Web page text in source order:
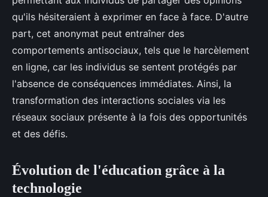
qu'ils hésiteraient à exprimer en face à face. D'autre
part, cet anonymat peut entraîner des
comportements antisociaux, tels que le harcèlement
en ligne, car les individus se sentent protégés par
l'absence de conséquences immédiates. Ainsi, la
transformation des interactions sociales via les
réseaux sociaux présente à la fois des opportunités
et des défis.
Évolution de l'éducation grâce à la
technologie